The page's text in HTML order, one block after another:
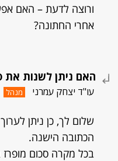
ורוצה לדעת – האם
אחרי החתונה?
האם ניתן לשנות את
עו"ד יצחק עמרני מנהל
שלום לך, כן ניתן
הכתובה הישנה.
בכל מקרה סכום